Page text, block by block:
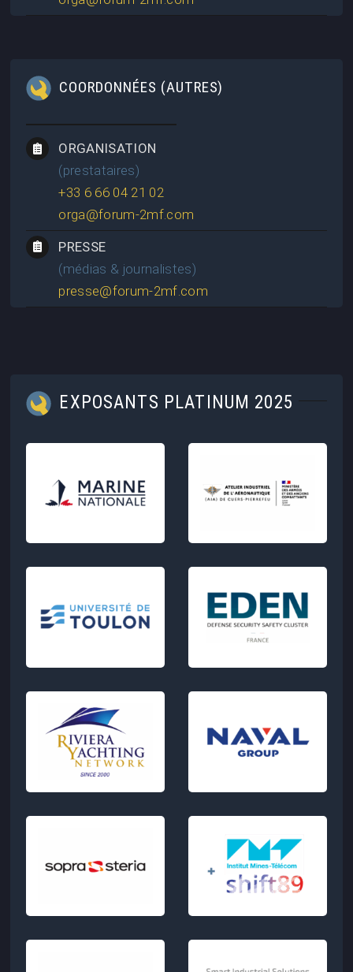
COORDONNÉES (AUTRES)
ORGANISATION
(prestataires)
+33 6 66 04 21 02
orga@forum-2mf.com
PRESSE
(médias & journalistes)
presse@forum-2mf.com
EXPOSANTS PLATINUM 2025